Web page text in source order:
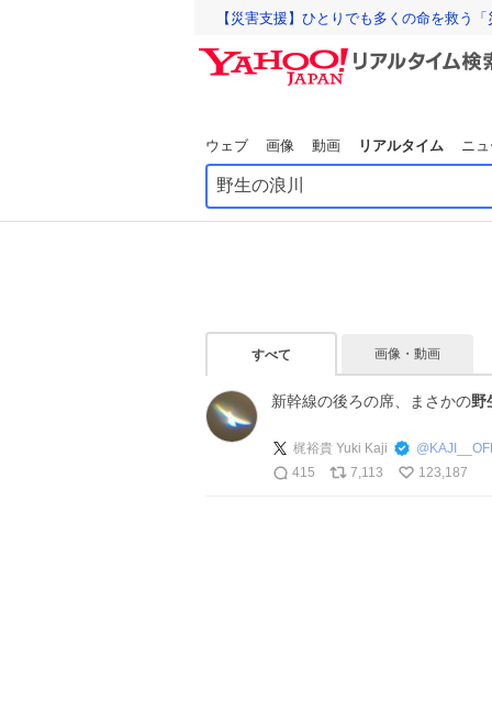
【災害支援】ひとりでも多くの命を救う
ウェブ 画像 動画 リアルタイム ニ
すべて 画像・動画
新幹線の後ろの席、まさかの野
梶裕貴 Yuki Kaji @
415
7,113 123,187